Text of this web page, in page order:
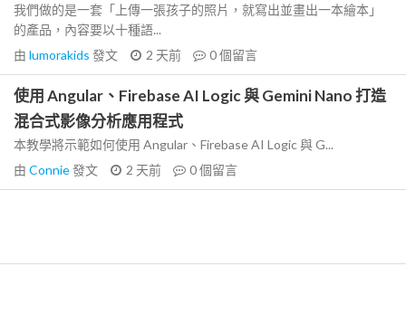
我們做的是一套「上傳一張孩子的照片，就寫出並畫出一本繪本」
的產品，內容要以十種語...
由 lumorakids 發文 2 天前 0個留言
使用 Angular、Firebase AI Logic 與 Gemini Nano 打造
混合式影像分析應用程式
本教學將示範如何使用 Angular、Firebase AI Logic 與 G...
由 Connie發文 2 天前 0個留言